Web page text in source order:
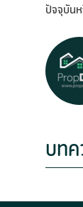
ปัจจุบัน
บทค